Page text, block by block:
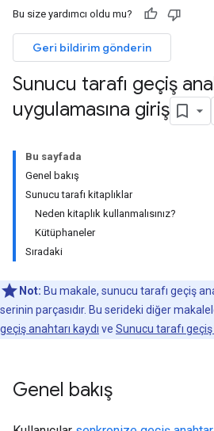
Bu size yardımcı oldu mu?
Geri bildirim gönderin
Sunucu tarafı geçiş
uygulamasına giriş
Bu sayfada
Genel bakış
Sunucu tarafı kitaplıklar
Neden kitaplık kullanmalısınız?
Kütüphaneler
Sıradaki
Not: Bu makale, sunucu tarafı geçiş
serinin parçasıdır. Bu serideki diğer
geçiş anahtarı kaydı ve Sunucu tarafı
Genel bakış